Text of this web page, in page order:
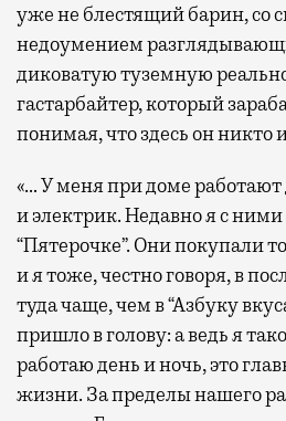
уже не блестящий барин, со
недоумением
диковатую туземную
гастарбайтер, который
понимая, что здесь он никто
«… У меня при доме работают
и электрик. Недавно я с ними
“Пятерочке”. Они покупали
и я тоже, честно говоря, в
туда чаще, чем в “Азбуку
пришло в голову: а ведь я
работаю день и ночь, это
жизни. За пределы нашего